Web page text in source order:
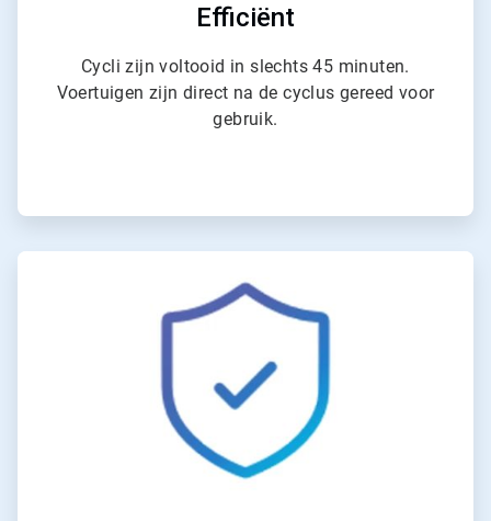
Efficiënt
Cycli zijn voltooid in slechts 45 minuten.
Voertuigen zijn direct na de cyclus gereed voor
gebruik.
4
ˑ